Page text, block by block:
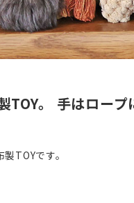
TOY。 手はロー
TOYです。